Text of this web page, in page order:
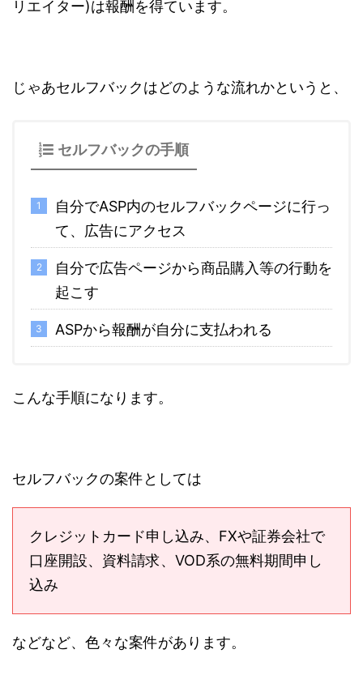
リエイター)は報酬を得ています。
じゃあセルフバックはどのような流れかというと、
セルフバックの手順
自分でASP内のセルフバックページに行っ
て、広告にアクセス
自分で広告ページから商品購入等の行動を
起こす
ASPから報酬が自分に支払われる
こんな手順になります。
セルフバックの案件としては
クレジットカード申し込み、FXや証券会社で
口座開設、資料請求、VOD系の無料期間申し
込み
などなど、色々な案件があります。